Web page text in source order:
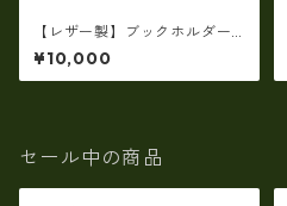
【レザー製】ブックホルダー
付マルチシステムウォレット
【ビジネス小物】ew-21545
¥10,000
セール中の商品